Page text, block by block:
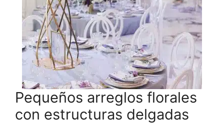
Pequeños arreglos florales
con estructuras delgadas